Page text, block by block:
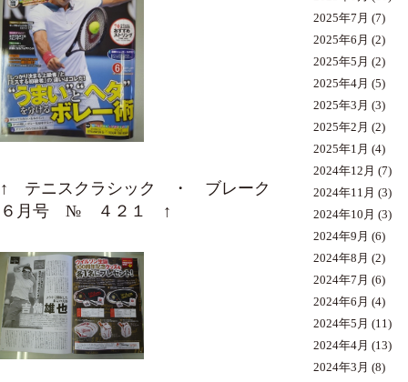
↑ テニスクラシック ・ ブレーク
６月号 № ４２１ ↑
2025年7月 (7)
2025年6月 (2)
2025年5月 (2)
2025年4月 (5)
2025年3月 (3)
2025年2月 (2)
2025年1月 (4)
2024年12月 (7)
2024年11月 (3)
2024年10月 (3)
2024年9月 (6)
2024年8月 (2)
2024年7月 (6)
2024年6月 (4)
2024年5月 (11)
2024年4月 (13)
2024年3月 (8)